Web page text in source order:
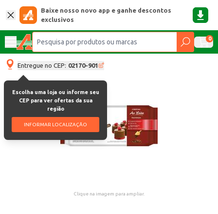
Baixe nosso novo app e ganhe descontos
exclusivos
0
Entregue no CEP: 02170-901
Escolha uma loja ou informe seu
CEP para ver ofertas da sua
região
INFORMAR LOCALIZAÇÃO
Clique na imagem para ampliar.